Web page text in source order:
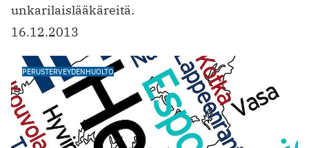
unkarilaislääkäreitä.
16.12.2013
PERUSTERVEYDENHUOLTO